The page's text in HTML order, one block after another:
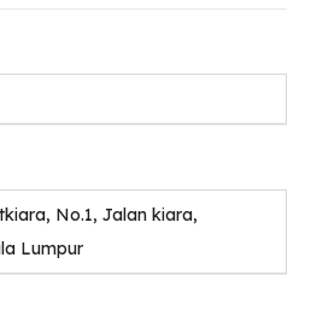
No.1, Jalan kiara,
Lumpur